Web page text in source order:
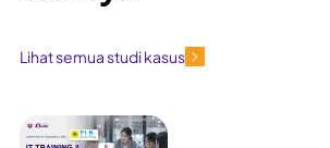
Lihat semua studi kasus